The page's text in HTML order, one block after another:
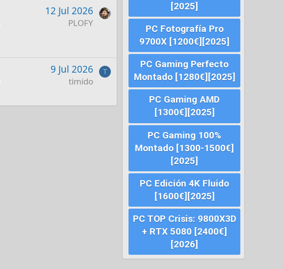
12 Jul 2026
PLOFY
9 Jul 2026
timido
T
[2025]
PC Fotografía Pro
9700X [1200€][2025]
PC Gaming Perfecto
Montado [1280€][2025]
PC Gaming AMD
[1300€][2025]
PC Gaming 100%
Montado [1300-1500€]
[2025]
PC Edición 4K Fluido
[1600€][2025]
PC TOP Crisis: 9800X3D
+ RTX 5080 [2400€]
[2026]